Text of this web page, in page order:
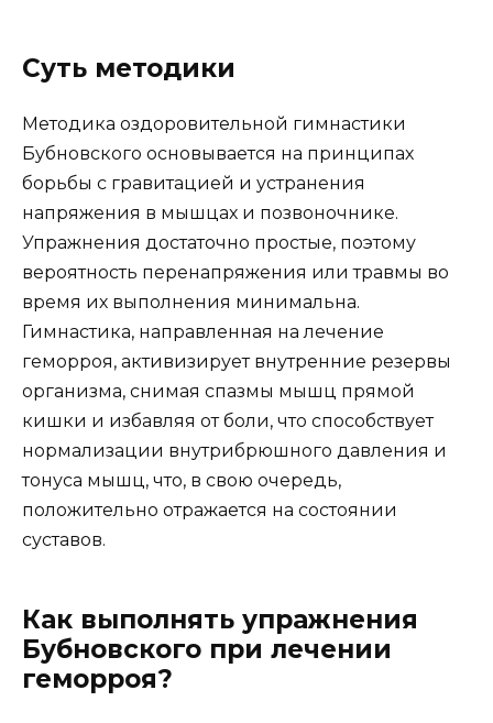
Суть методики
Методика оздоровительной гимнастики
Бубновского основывается на принципах
борьбы с гравитацией и устранения
напряжения в мышцах и позвоночнике.
Упражнения достаточно простые, поэтому
вероятность перенапряжения или травмы во
время их выполнения минимальна.
Гимнастика, направленная на лечение
геморроя, активизирует внутренние резервы
организма, снимая спазмы мышц прямой
кишки и избавляя от боли, что способствует
нормализации внутрибрюшного давления и
тонуса мышц, что, в свою очередь,
положительно отражается на состоянии
суставов.
Как выполнять упражнения
Бубновского при лечении
геморроя?